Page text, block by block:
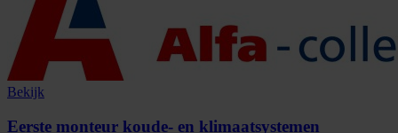
Bekijk
Eerste monteur koude- en klimaatsystemen